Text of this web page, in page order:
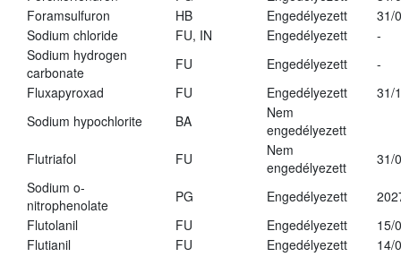
Foramsulfuron
HB Engedélyezett
31/
Sodium chloride
FU, IN Engedélyezett
-
Sodium hydrogen
carbonate
FU Engedélyezett
-
Fluxapyroxad
FU Engedélyezett
31/
Sodium hypochlorite
BA
Nem
engedélyezett
Flutriafol
FU
Nem
engedélyezett
31/
Sodium o-
nitrophenolate
PG Engedélyezett
Flutolanil
FU Engedélyezett
15/
Flutianil
FU Engedélyezett
14/